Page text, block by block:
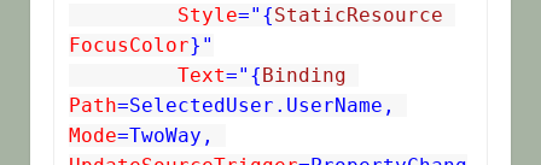
Style="{StaticResource
FocusColor}"
Text="{Binding
Path=SelectedUser.UserName,
Mode=TwoWay,